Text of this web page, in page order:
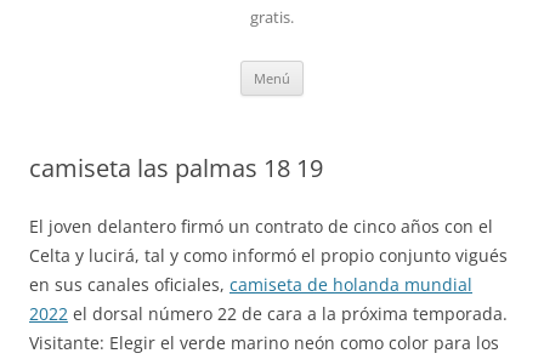
gratis.
Menú
camiseta las palmas 18 19
El joven delantero firmó un contrato de cinco años con el
Celta y lucirá, tal y como informó el propio conjunto vigués
en sus canales oficiales, camiseta de holanda mundial
2022 el dorsal número 22 de cara a la próxima temporada.
Visitante: Elegir el verde marino neón como color para los